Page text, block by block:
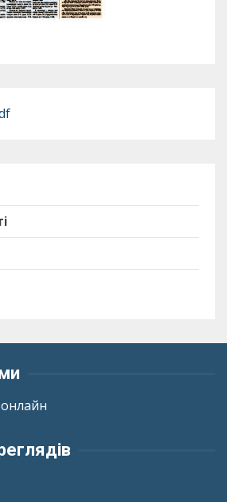
онлайн